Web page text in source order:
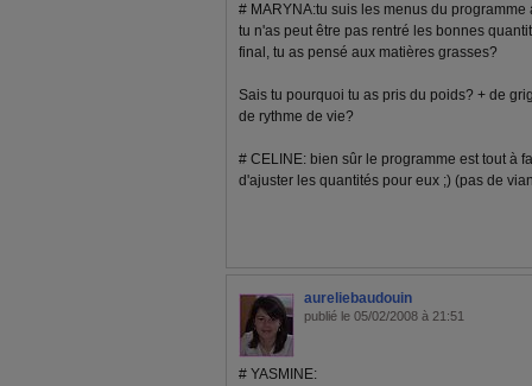
# MARYNA:tu suis les menus du
tu n'as peut être pas rentré les bonnes
final, tu as pensé aux matières grasses?
Sais tu pourquoi tu as pris du poids? + de
de rythme de vie?
# CELINE: bien sûr le programme est tout à
d'ajuster les quantités pour eux ;) (pas de
aureliebaudouin
publié le 05/02/2008 à 21:51
# YASMINE: